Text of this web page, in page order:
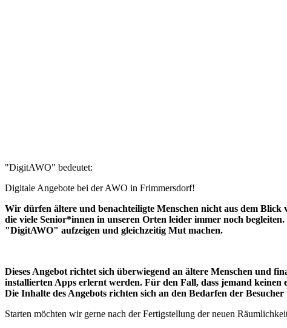
"DigitAWO" bedeutet:
Digitale Angebote bei der AWO in Frimmersdorf!
Wir dürfen ältere und benachteiligte Menschen nicht aus dem
die viele Senior*innen in unseren Orten leider immer noch
"DigitAWO" aufzeigen und gleichzeitig Mut machen.
Dieses Angebot richtet sich überwiegend an ältere Menschen und
installierten Apps erlernt werden. Für den Fall, dass jemand
Die Inhalte des Angebots richten sich an den Bedarfen der
Starten möchten wir gerne nach der Fertigstellung der neuen